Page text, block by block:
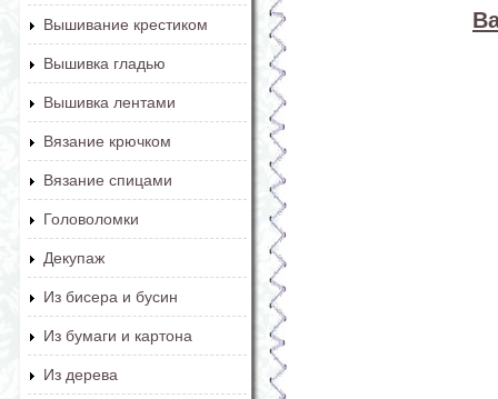
Вышивание крестиком
Вышивка гладью
Вышивка лентами
Вязание крючком
Вязание спицами
Головоломки
Декупаж
Из бисера и бусин
Из бумаги и картона
Из дерева